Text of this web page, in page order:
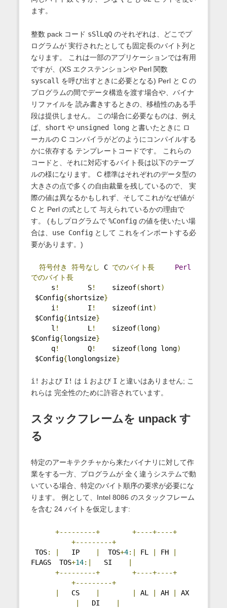
ます。
整数 pack コード sSlLqQのそれぞれは、どこでプ
ログラムが 実行されたとしても固定長のバイト列と
なります。 これは一部のアプリケーションでは有用
ですが、(XS エクステンションや Perl 関数
syscall を呼び出すときに必要となる) Perl と C の
プログラムの間でデータ構造を渡す場合や、バイナ
リファイルを 読み書きするときの、移植性のある手
段は提供しません。 この場合に必要なものは、例え
ば、 short や unsigned longと書いたときに ロ
ーカルの C コンパイラがどのようにコンパイルする
かに依存する テンプレートコードです。 これらの
コードと、それに対応するバイト長は以下のテーブ
ルの様になります。 C 標準はそれぞれのデータ型の
大きさの点で多くの自由裁量を残しているので、 実
際の値は異なるかもしれず、そしてこれがなぜ値が
C と Perl の式として 与えられているかの理由で
す。 (もしプログラムで %Configの値を使いたい場
合は、 use Configとして これをインポートする必
要があります。)
符号付き 符号なし C でのバイト長
Perl
でのバイト長
s ! S! sizeof(short)
$Config{shortsize}
i ! I ! sizeof(int)
$Config{intsize}
l ! L ! sizeof(long)
$Config{longsize}
q! Q! sizeof(long long)
$Config{longlongsize}
i! および I! は i および I と違いはありません; こ
れらは 完全性のために許容されています。
スタックフレームを unpack す
る
特定のアーキテクチャから来たバイナリに対して作
業をする一方、プログラムが 全く違うシステムで動
いている場合、特定のバイト順序の要求が必要にな
ります。 例として、Intel 8086 のスタックフレーム
を含む 24 バイトを仮定します:
+---------+
+----+----+
+---------+
TOS: IP TOS+4:| FL FH
FLAGS  TOS+14:| SI
+---------+
+----+----+
+---------+
CS AL AH
AX
DI